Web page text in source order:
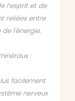
l’esprit et de
reliées entre
l'énergie.
:
facilement.
nerveux